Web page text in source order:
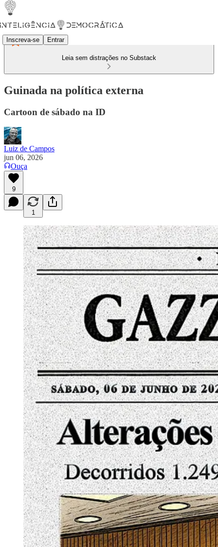
Inscreva-se Entrar
Leia sem distrações no Substack
Guinada na política externa
Cartoon de sábado na ID
Luiz de Campos
jun 06, 2026
Ouça
9
1